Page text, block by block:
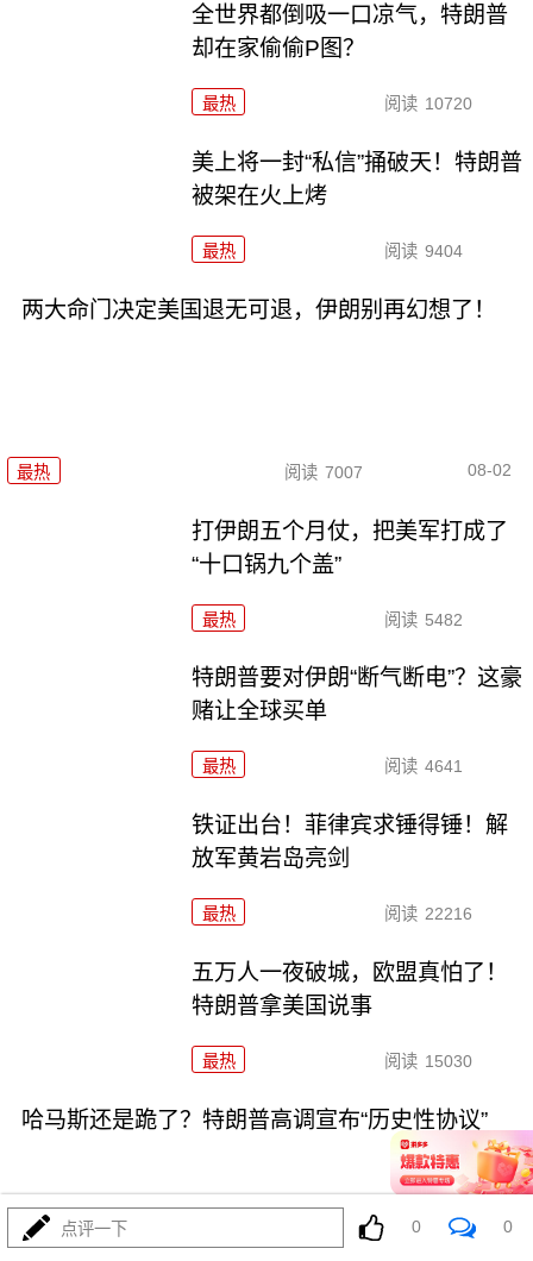
全世界都倒吸一口凉气，特朗普
却在家偷偷P图？
最热 阅读 10720
美上将一封“私信”捅破天！特朗普
被架在火上烤
最热 阅读 9404
两大命门决定美国退无可退，伊朗别再幻想了！
最热 阅读 7007 08-02
打伊朗五个月仗，把美军打成了
“十口锅九个盖”
最热 阅读 5482
特朗普要对伊朗“断气断电”？这豪
赌让全球买单
最热 阅读 4641
铁证出台！菲律宾求锤得锤！解
放军黄岩岛亮剑
最热 阅读 22216
五万人一夜破城，欧盟真怕了！
特朗普拿美国说事
最热 阅读 15030
哈马斯还是跪了？特朗普高调宣布“历史性协议”
点评一下 0 0